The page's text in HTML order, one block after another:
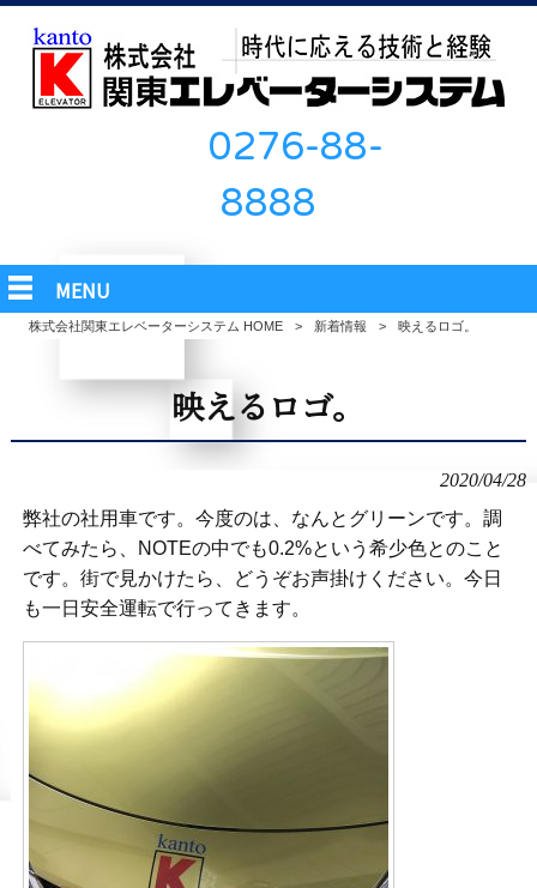
0276-88-
8888
MENU
株式会社関東エレベーターシステム HOME > 新着情報 > 映えるロゴ。
映えるロゴ。
2020/04/28
弊社の社用車です。今度のは、なんとグリーンです。調
べてみたら、NOTEの中でも0.2%という希少色とのこと
です。街で見かけたら、どうぞお声掛けください。今日
も一日安全運転で行ってきます。